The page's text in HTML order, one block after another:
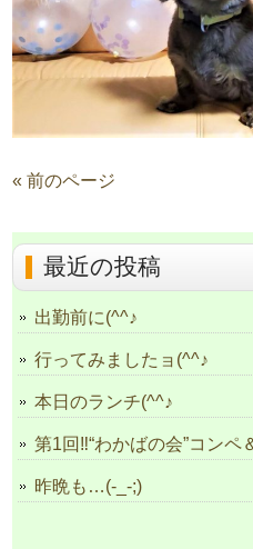
« 前のページ
最近の投稿
出勤前に(^^♪
行ってみましたョ(^^♪
本日のランチ(^^♪
第1回‼“わかばの会”コンペ
昨晩も…(-_-;)